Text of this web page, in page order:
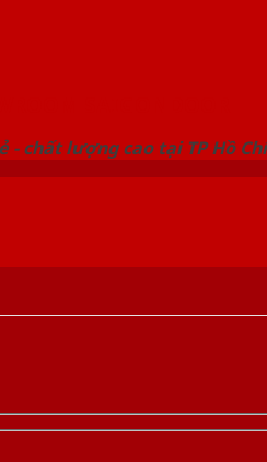
- chất lượng cao tại TP Hồ